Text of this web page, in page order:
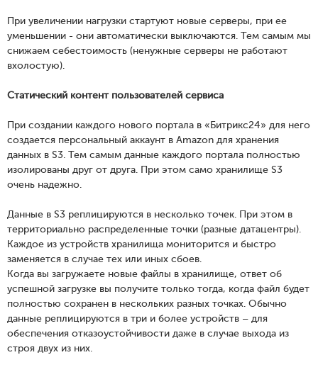
При увеличении нагрузки стартуют новые серверы, при ее
уменьшении - они автоматически выключаются. Тем самым мы
снижаем себестоимость (ненужные серверы не работают
вхолостую).
Статический контент пользователей сервиса
При создании каждого нового портала в «Битрикс24» для него
создается персональный аккаунт в Amazon для хранения
данных в S3. Тем самым данные каждого портала полностью
изолированы друг от друга. При этом само хранилище S3
очень надежно.
Данные в S3 реплицируются в несколько точек. При этом в
территориально распределенные точки (разные датацентры).
Каждое из устройств хранилища мониторится и быстро
заменяется в случае тех или иных сбоев.
Когда вы загружаете новые файлы в хранилище, ответ об
успешной загрузке вы получите только тогда, когда файл будет
полностью сохранен в нескольких разных точках. Обычно
данные реплицируются в три и более устройств – для
обеспечения отказоустойчивости даже в случае выхода из
строя двух из них.